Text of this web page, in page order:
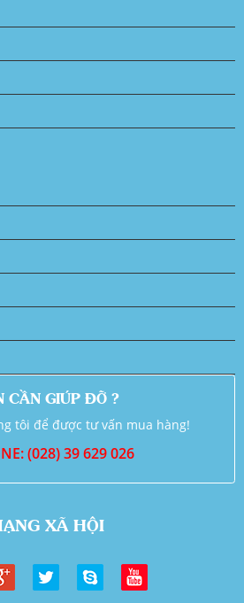
CẦN GIÚP ĐỠ ?
tôi để được tư vấn mua hàng!
(028) 39 629 026
XÃ HỘI